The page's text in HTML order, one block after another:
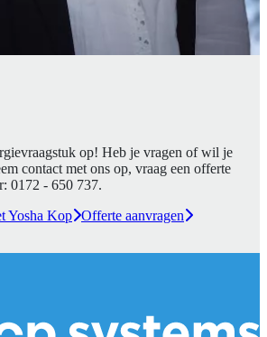
op! Heb je vragen of wil je
contact met ons op, vraag een offerte
0172 - 650 737.
Yosha Kop Offerte aanvragen